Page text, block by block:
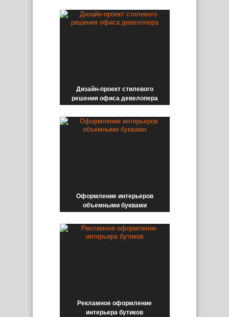
Дизайн-проект стилевого
решения офиса девелопера
Оформление интерьеров
объемными буквами
Рекламное оформление
интерьера бутиков